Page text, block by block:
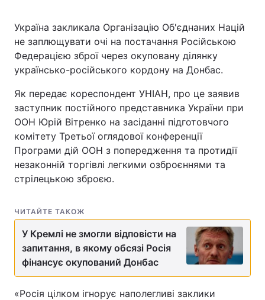
Україна закликала Організацію Об'єднаних Націй
не заплющувати очі на постачання Російською
Федерацією зброї через окуповану ділянку
українсько-російського кордону на Донбас.
Як передає кореспондент УНІАН, про це заявив
заступник постійного представника України при
ООН Юрій Вітренко на засіданні підготовчого
комітету Третьої оглядової конференції
Програми дій ООН з попередження та протидії
незаконній торгівлі легкими озброєннями та
стрілецькою зброєю.
ЧИТАЙТЕ ТАКОЖ
У Кремлі не змогли відповісти на
запитання, в якому обсязі Росія
фінансує окупований Донбас
«Росія цілком ігнорує наполегливі заклики